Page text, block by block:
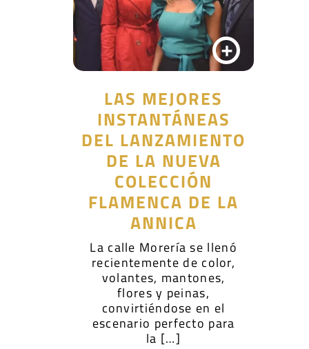
+
LAS MEJORES
INSTANTÁNEAS
DEL LANZAMIENTO
DE LA NUEVA
COLECCIÓN
FLAMENCA DE LA
ANNICA
La calle Morería se llenó
recientemente de color,
volantes, mantones,
flores y peinas,
convirtiéndose en el
escenario perfecto para
la […]